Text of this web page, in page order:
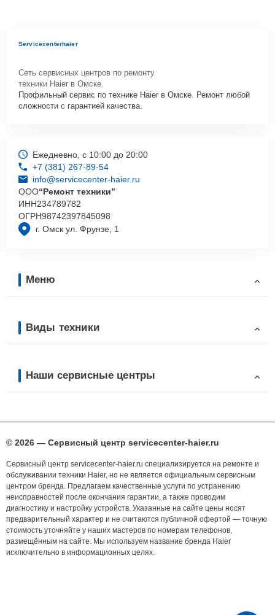
Servicecenterhaier
Сеть сервисных центров по ремонту
техники Haier в Омске.
Профильный сервис по технике Haier в Омске. Ремонт любой
сложности с гарантией качества.
г. Омск ул. Фрунзе, 1
Ежедневно, с 10:00 до 20:00
+7 (381) 267-89-54
info@servicecenter-haier.ru
ООО“Ремонт техники”
ИНН234789782
ОГРН98742397845098
Меню
Виды техники
Наши сервисные центры
© 2026 — Сервисный центр servicecenter-haier.ru
Сервисный центр servicecenter-haier.ru специализируется на ремонте и
обслуживании техники Haier, но не является официальным сервисным
центром бренда. Предлагаем качественные услуги по устранению
неисправностей после окончания гарантии, а также проводим
диагностику и настройку устройств. Указанные на сайте цены носят
предварительный характер и не считаются публичной офертой — точную
стоимость уточняйте у наших мастеров по номерам телефонов,
размещённым на сайте. Мы используем название бренда Haier
исключительно в информационных целях.